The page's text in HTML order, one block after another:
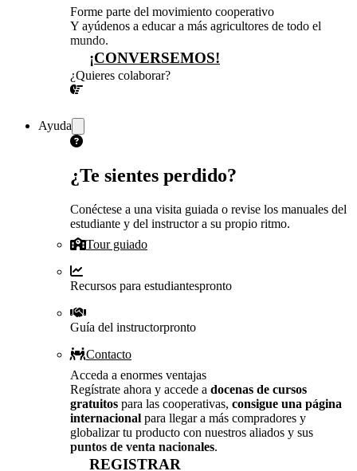
Forme parte del movimiento cooperativo
Y ayúdenos a educar a más agricultores de todo el
mundo.
¡CONVERSEMOS!
¿Quieres colaborar?
Ayuda
¿Te sientes perdido?
Conéctese a una visita guiada o revise los manuales del
estudiante y del instructor a su propio ritmo.
Tour guiado
Recursos para estudiantespronto
Guía del instructorpronto
Contacto
Acceda a enormes ventajas
Regístrate ahora y accede a docenas de cursos
gratuitos para las cooperativas, consigue una página
internacional para llegar a más compradores y
globalizar tu producto con nuestros aliados y sus
puntos de venta nacionales.
REGISTRAR